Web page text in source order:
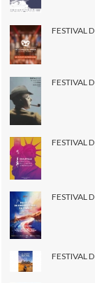
FESTIVAL
FESTIVAL
FESTIVAL
FESTIVAL
FESTIVAL